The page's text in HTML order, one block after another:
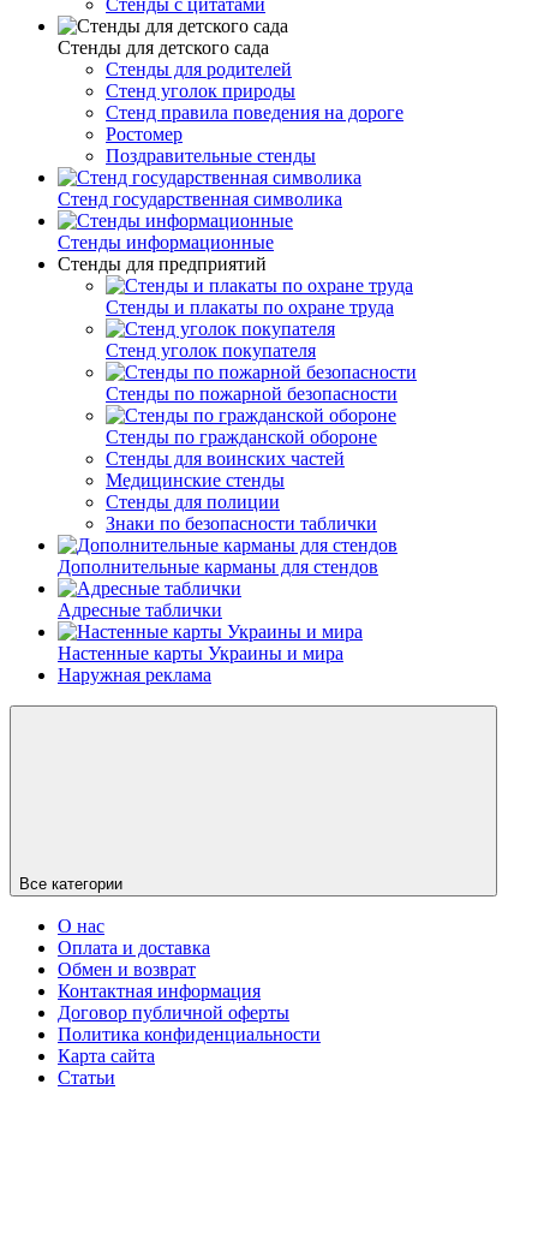
Стенды для детского сада
Стенды для родителей
Стенд уголок природы
Стенд правила поведения на дороге
Ростомер
Поздравительные стенды
Стенд государственная символика
Стенды информационные
Стенды для предприятий
Стенды и плакаты по охране труда
Стенд уголок покупателя
Стенды по пожарной безопасности
Стенды по гражданской обороне
Стенды для воинских частей
Медицинские стенды
Стенды для полиции
Знаки по безопасности таблички
Дополнительные карманы для стендов
Адресные таблички
Настенные карты Украины и мира
Наружная реклама
Все категории
О нас
Оплата и доставка
Обмен и возврат
Контактная информация
Договор публичной оферты
Политика конфиденциальности
Карта сайта
Статьи